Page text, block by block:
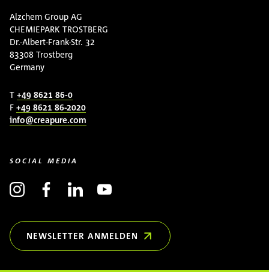
Alzchem Group AG
CHEMIEPARK TROSTBERG
Dr.-Albert-Frank-Str. 32
83308 Trostberg
Germany
T +49 8621 86-0
F +49 8621 86-2020
info@creapure.com
SOCIAL MEDIA
NEWSLETTER ANMELDEN
(ÖFFNET IN NEUEM FENSTER)